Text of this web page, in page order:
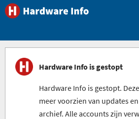
Hardware Info is gestopt
Hardware Info is gestopt.
meer voorzien van updates
archief. Alle accounts zijn